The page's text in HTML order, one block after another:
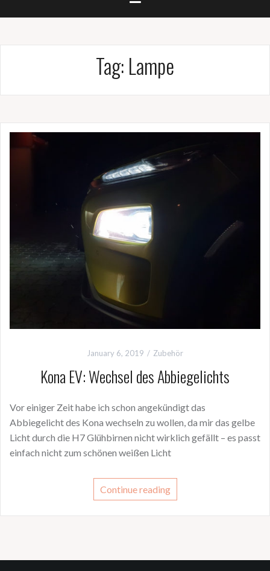
Tag:Lampe
January 6, 2019 Zubehör
Kona EV: Wechsel des Abbiegelichts
Vor einiger Zeit habe ich schon angekündigt das
Abbiegelicht des Kona wechseln zu wollen, da mir das gelbe
Licht durch die H7 Glühbirnen nicht wirklich gefällt – es passt
einfach nicht zum schönen weißen Licht
Continue reading